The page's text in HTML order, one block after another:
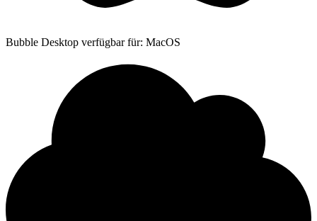
Bubble Desktop verfügbar für: MacOS